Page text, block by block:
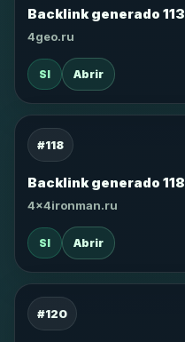
Backlink generado 113
4geo.ru
SI Abrir
#118
Backlink generado 118
4x4ironman.ru
SI Abrir
#120